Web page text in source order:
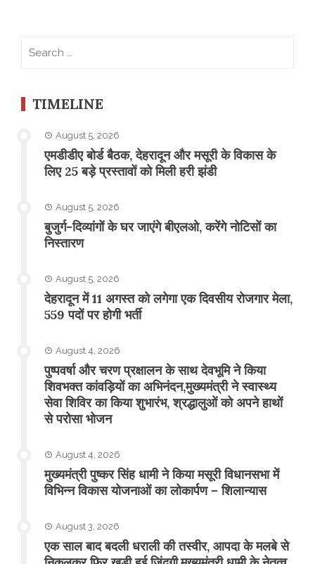
TIMELINE
August 5, 2026
एमडीडीए बोर्ड बैठक, देहरादून और मसूरी के विकास के
लिए 25 बड़े प्रस्तावों को मिली हरी झंडी
August 5, 2026
बुजुर्ग-दिव्यांगों के घर जाएंगे बीएलओ, करेंगे नोटिसों का
निस्तारण
August 5, 2026
​देहरादून में 11 अगस्त को लगेगा एक दिवसीय रोजगार मेला,
559 पदों पर होगी भर्ती
August 4, 2026
पुष्पवर्षा और चरण प्रक्षालन के साथ देवभूमि ने किया
शिवभक्त कांवड़ियों का अभिनंदन,मुख्यमंत्री ने स्वास्थ्य
सेवा शिविर का किया शुभारंभ, श्रद्धालुओं को अपने हाथों
से परोसा भोजन
August 4, 2026
मुख्यमंत्री पुष्कर सिंह धामी ने किया मसूरी विधानसभा में
विभिन्न विकास योजनाओं का लोकार्पण – शिलान्यास
August 3, 2026
एक साल बाद बदली धराली की तस्वीर, आपदा के मलबे से